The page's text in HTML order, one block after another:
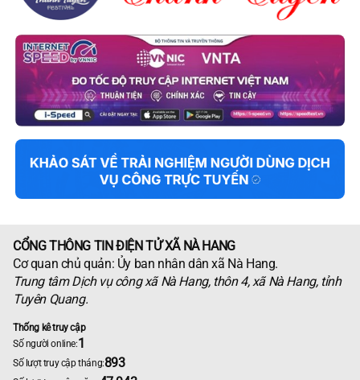
CỔNG THÔNG TIN ĐIỆN TỬ XÃ NÀ HANG
Cơ quan chủ quản: Ủy ban nhân dân xã Nà Hang.
Trung tâm Dịch vụ công xã Nà Hang, thôn 4, xã Nà Hang, tỉnh
Tuyên Quang.
Thống kê truy cập
Số người online:1
Số lượt truy cập tháng:893